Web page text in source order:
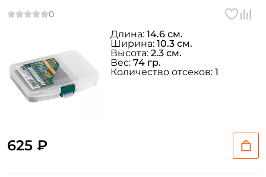
625 ₽
Длина: 14.6 см.
Ширина: 10.3 см.
Высота: 2.3 см.
Вес: 74 гр.
Количество отсеков: 1